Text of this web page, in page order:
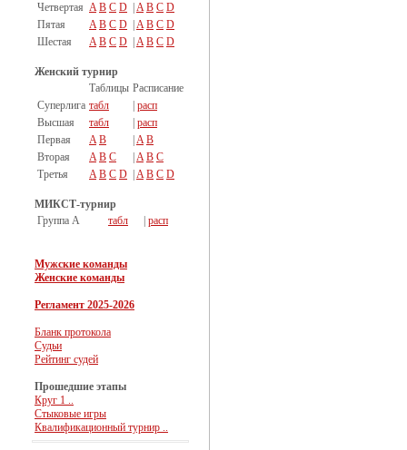
Четвертая A B C D A B C D
Пятая
A B C D A B C D
Шестая
A B C D A B C D
Женский турнир
Таблицы Расписание
Суперлига табл
расп
Высшая
табл
расп
Первая
A B A B
Вторая
A B C A B C
Третья
A B C D A B C D
МИКСТ-турнир
Группа А
табл расп
Мужские команды
Женские команды
Регламент 2025-2026
Бланк протокола
Судьи
Рейтинг судей
Прошедшие этапы
Круг 1 ..
Стыковые игры
Квалификационный турнир ..